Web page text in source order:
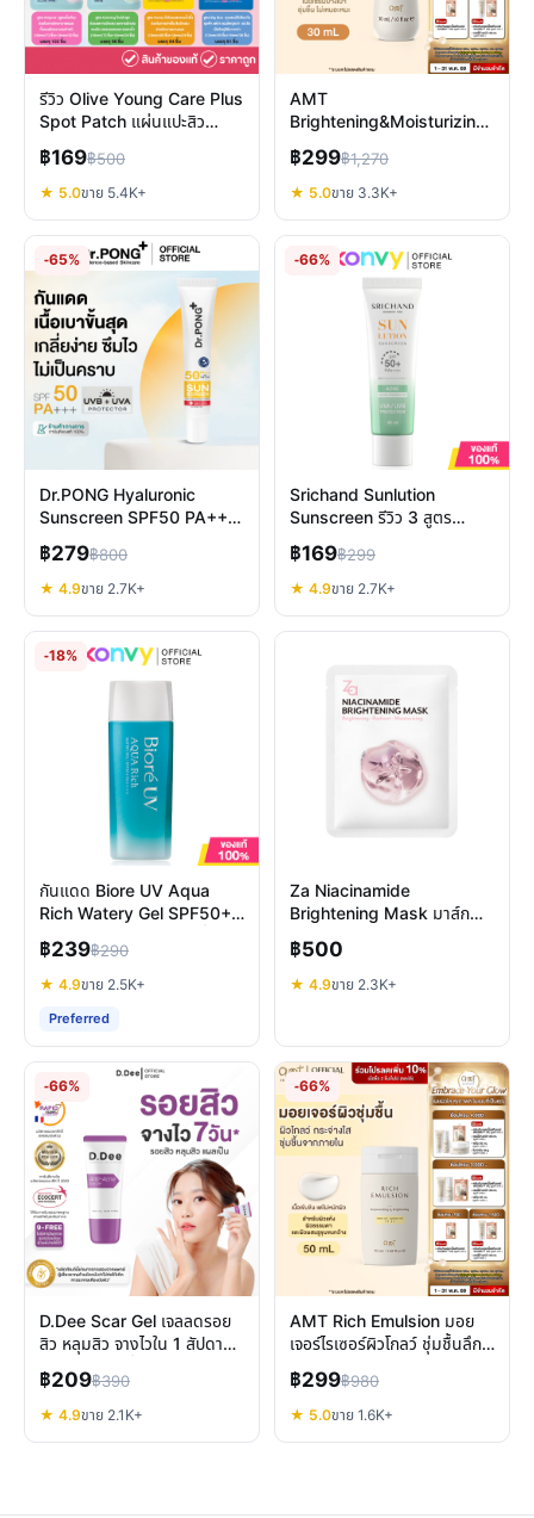
รีวิว Olive Young Care Plus
Spot Patch แผ่นแปะสิว
เกาหลีบางพิเศษ 4 สูตร
฿169฿500
★ 5.0ขาย 5.4K+
AMT
Brightening&Moisturizing
Serum รีวิว: ผิวแข็งแรง อิ่ม
น้ำ กระจ่างใสจริงหรือ?
฿299฿1,270
★ 5.0ขาย 3.3K+
-65%
Dr.PONG Hyaluronic
Sunscreen SPF50 PA+++
ครีมกันแดดอ่อนโยน ปกป้อง
ผิวแพ้ง่าย
฿279฿800
★ 4.9ขาย 2.7K+
-66%
Srichand Sunlution
Sunscreen รีวิว 3 สูตร
ปกป้องผิวพร้อมบำรุง
฿169฿299
★ 4.9ขาย 2.7K+
-18%
กันแดด Biore UV Aqua
Rich Watery Gel SPF50+
PA++++ รีวิวสูตรไหนดีที่สุด
฿239฿290
★ 4.9ขาย 2.5K+
Preferred
Za Niacinamide
Brightening Mask มาส์ก
หน้าใส บำรุงผิวหมองคล้ำให้
กระจ่างใส
฿500
★ 4.9ขาย 2.3K+
-66%
D.Dee Scar Gel เจลลดรอย
สิว หลุมสิว จางไวใน 1 สัปดาห์
พัฒนาโดยผู้เชี่ยวชาญ
฿209฿390
★ 4.9ขาย 2.1K+
-66%
AMT Rich Emulsion มอย
เจอร์ไรเซอร์ผิวโกลว์ ชุ่มชื้นลึก
ลดริ้วรอย ผิวแห้งผสม
฿299฿980
★ 5.0ขาย 1.6K+